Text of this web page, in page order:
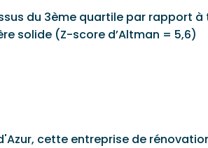
du 3ème quartile par rapport
solide (Z-score d’Altman = 5,6)
cette entreprise de